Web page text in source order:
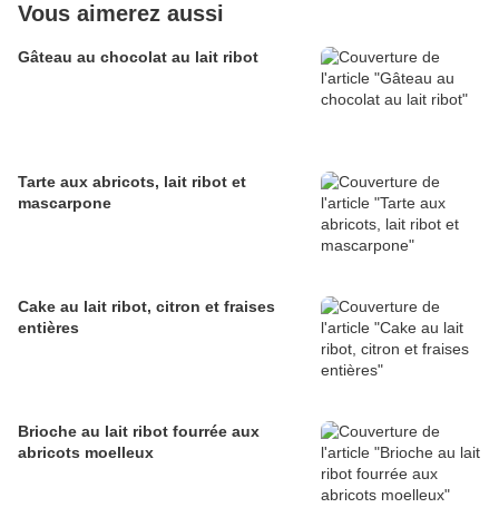
Vous aimerez aussi
Gâteau au chocolat au lait ribot
Tarte aux abricots, lait ribot et
mascarpone
Cake au lait ribot, citron et fraises
entières
Brioche au lait ribot fourrée aux
abricots moelleux